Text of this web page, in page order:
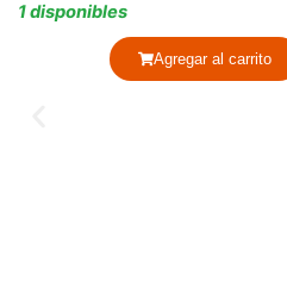
1 disponibles
Agregar al carrito